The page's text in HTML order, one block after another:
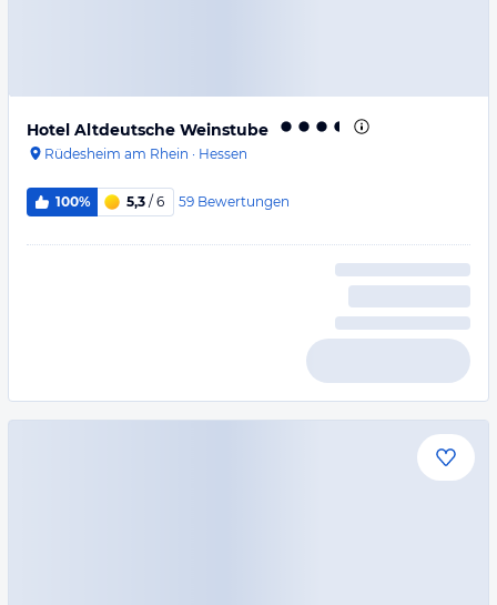
Hotel Altdeutsche Weinstube
Rüdesheim am Rhein · Hessen
100% 5,3 / 6 59 Bewertungen